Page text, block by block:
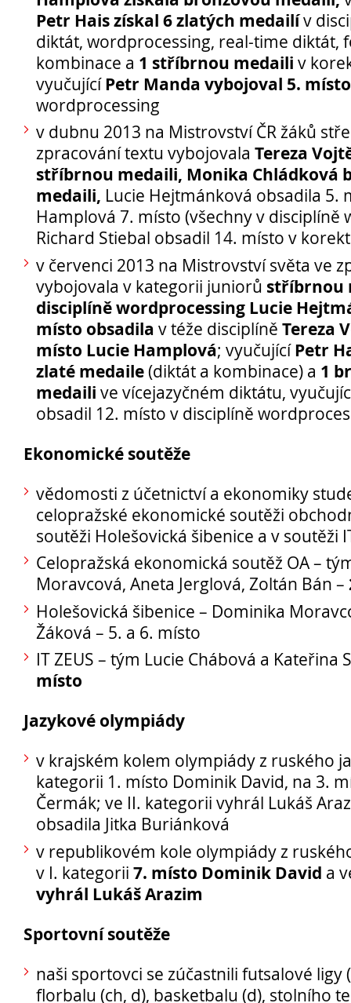
Přijímací řízení 2026
Den otevřených dveří
Lyceum – LY (nástupce programu EVA)
Ekonomické lyceum – EL
Obchodní akademie – OA
Učební plány a ŠVP
Pro
studenty
Maturitní zkoušky
FotoKlub
Klub mladých diváků
Školní knihovna
Spolek Herold
Turistický kroužek
Ze života školy
Dokumenty
Mezinárodní spolupráce
Petr Hais získal 6 zlatých medailív
diktát, wordprocessing, real-time diktát,
kombinace a 1 stříbrnou medaili v
vyučujícíPetr Manda vybojoval 5. místo
wordprocessing
v dubnu 2013 na Mistrovství ČR žáků
zpracování textu vybojovala Tereza
stříbrnou medaili, Monika Chládková
medaili, Lucie Hejtmánková obsadila 5.
Hamplová 7. místo (všechny v disciplíně
Richard Stiebal obsadil 14. místo v
v červenci 2013 na Mistrovství světa ve
vybojovala v kategorii juniorů stříbrnou
disciplíně wordprocessing Lucie
místo obsadila v téže disciplíně Tereza
místo Lucie Hamplová; vyučujícíPetr
zlaté medaile(diktát a kombinace) a 1
medaili ve vícejazyčném diktátu,
obsadil 12. místo v disciplíně
Ekonomické soutěže
vědomosti z účetnictví a ekonomiky
celopražské ekonomické soutěži
soutěži Holešovická šibenice a v soutěži
Celopražská ekonomická soutěž OA –
Moravcová, Aneta Jerglová, Zoltán Bán –
Holešovická šibenice – Dominika
Žáková – 5. a 6. místo
IT ZEUS – tým Lucie Chábová a Kateřina
místo
Jazykové olympiády
v krajském kolem olympiády z ruského
kategorii 1. místo Dominik David, na 3.
Čermák; ve II. kategorii vyhrál Lukáš
obsadila Jitka Buriánková
v republikovém kole olympiády z
v I. kategorii 7. místo Dominik David a
vyhrál Lukáš Arazim
Sportovní soutěže
naši sportovci se zúčastnili futsalové ligy
florbalu (ch, d), basketbalu (d), stolního